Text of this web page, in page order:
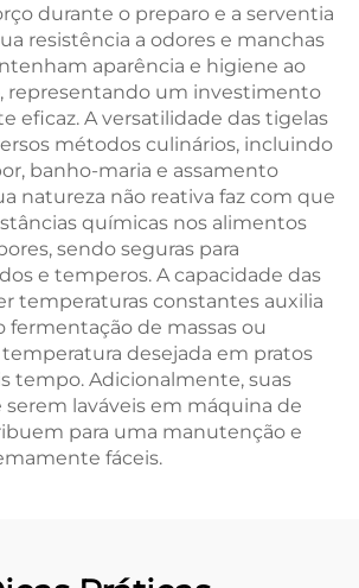
durante o preparo e a serventia
resistência a odores e manchas
aparência e higiene ao
representando um investimento
eficaz. A versatilidade das tigelas
métodos culinários, incluindo
banho-maria e assamento
natureza não reativa faz com que
químicas nos alimentos
sendo seguras para
e temperos. A capacidade das
temperaturas constantes auxilia
fermentação de massas ou
desejada em pratos
tempo. Adicionalmente, suas
laváveis em máquina de
para uma manutenção e
fáceis.